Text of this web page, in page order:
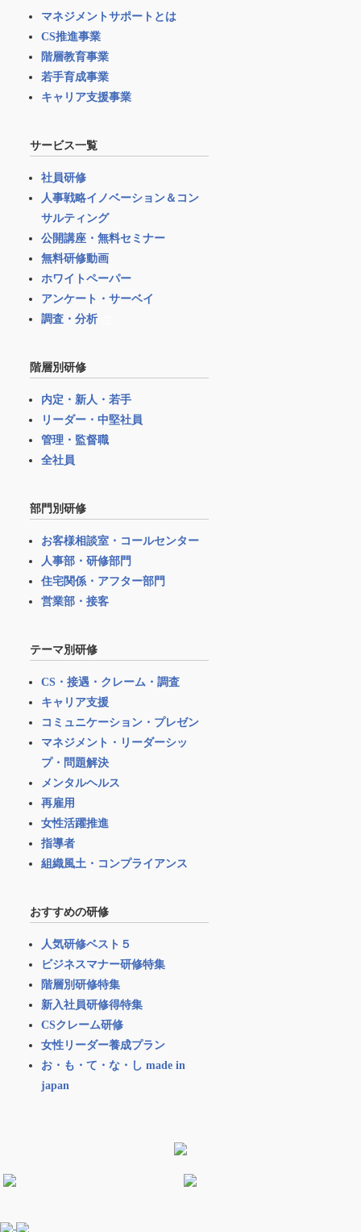
マネジメントサポートとは
CS推進事業
階層教育事業
若手育成事業
キャリア支援事業
サービス一覧
社員研修
人事戦略イノベーション＆コン
サルティング
公開講座・無料セミナー
無料研修動画
ホワイトペーパー
アンケート・サーベイ
調査・分析
階層別研修
内定・新人・若手
リーダー・中堅社員
管理・監督職
全社員
部門別研修
お客様相談室・コールセンター
人事部・研修部門
住宅関係・アフター部門
営業部・接客
テーマ別研修
CS・接遇・クレーム・調査
キャリア支援
コミュニケーション・プレゼン
マネジメント・リーダーシッ
プ・問題解決
メンタルヘルス
再雇用
女性活躍推進
指導者
組織風土・コンプライアンス
おすすめの研修
人気研修ベスト５
ビジネスマナー研修特集
階層別研修特集
新入社員研修得特集
CSクレーム研修
女性リーダー養成プラン
お・も・て・な・し made in
japan